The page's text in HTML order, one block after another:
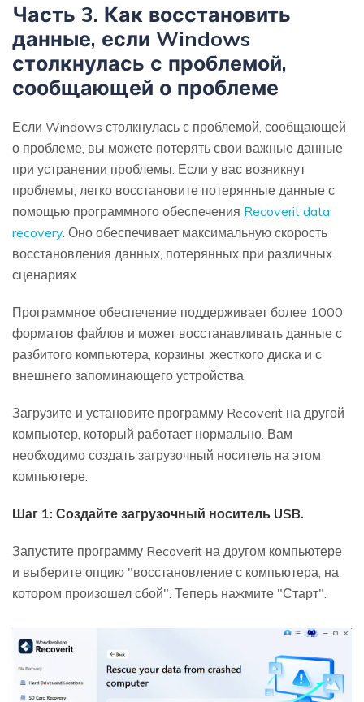
Часть 3. Как восстановить
данные, если Windows
столкнулась с проблемой,
сообщающей о проблеме
Если Windows столкнулась с проблемой, сообщающей
о проблеме, вы можете потерять свои важные данные
при устранении проблемы. Если у вас возникнут
проблемы, легко восстановите потерянные данные с
помощью программного обеспечения Recoverit data
recovery. Оно обеспечивает максимальную скорость
восстановления данных, потерянных при различных
сценариях.
Программное обеспечение поддерживает более 1000
форматов файлов и может восстанавливать данные с
разбитого компьютера, корзины, жесткого диска и с
внешнего запоминающего устройства.
Загрузите и установите программу Recoverit на другой
компьютер, который работает нормально. Вам
необходимо создать загрузочный носитель на этом
компьютере.
Шаг 1: Создайте загрузочный носитель USB.
Запустите программу Recoverit на другом компьютере
и выберите опцию "восстановление с компьютера, на
котором произошел сбой". Теперь нажмите "Старт".